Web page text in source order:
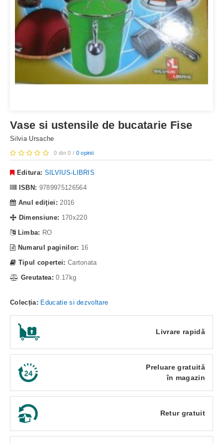
Vase si ustensile de bucatarie Fise
Silvia Ursache
0 din 0 / 0 opinii
Editura: SILVIUS-LIBRIS
ISBN: 9789975126564
Anul ediţiei: 2016
Dimensiune: 170x220
Limba: RO
Numarul paginilor: 16
Tipul copertei: Cartonata
Greutatea: 0.17kg
Colecția: Educatie si dezvoltare
Livrare rapidă
Preluare gratuită
în magazin
Retur gratuit